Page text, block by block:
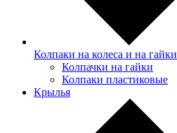
Колпаки на колеса и на гайки
Колпачки на гайки
Колпаки пластиковые
Крылья